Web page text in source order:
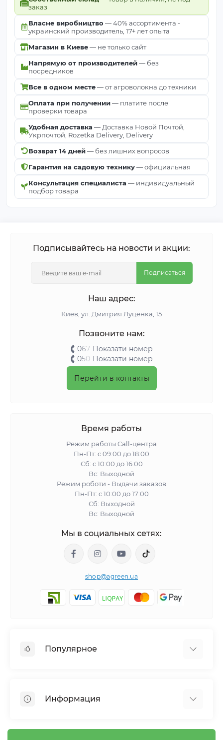
заказ
Власне виробництво — 40% ассортимента -
украинский производитель, 17+ лет опыта
Магазин в Киеве— не только сайт
Напрямую от производителей— без
посредников
Все в одном месте— от агроволокна до техники
Оплата при получении— платите после
проверки товара
Удобная доставка — Доставка Новой Почтой,
Укрпочтой, Rozetka Delivery, Delivery
Возврат 14 дней— без лишних вопросов
Гарантия на садовую технику— официальная
Консультация специалиста — индивидуальный
подбор товара
Подписывайтесь на новости и акции:
Подписаться
Наш адрес:
Киeв, ул. Дмитрия Луценка, 15
Позвоните нам:
067 Показати номер
050 Показати номер
Перейти в контакты
Время работы
Режим работы Call-центра
Пн-Пт: с 09:00 до 18:00
Сб: с 10:00 до 16:00
Вс: Выходной
Режим роботи - Выдачи заказов
Пн-Пт: с 10:00 до 17:00
Сб: Выходной
Вс: Выходной
Мы в социальных сетях:
shop@agreen.ua
Популярное
Сетка шпалерная
Сетка затеняющая
Информация